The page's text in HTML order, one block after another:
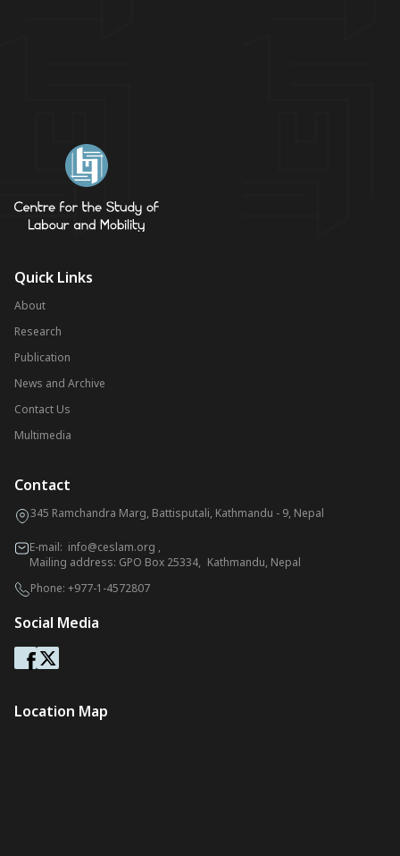
Quick Links
About
Research
Publication
News and Archive
Contact Us
Multimedia
Contact
345 Ramchandra Marg, Battisputali, Kathmandu - 9, Nepal
E-mail: info@ceslam.org ,
Mailing address: GPO Box 25334, Kathmandu, Nepal
Phone: +977-1-4572807
Social Media
Location Map